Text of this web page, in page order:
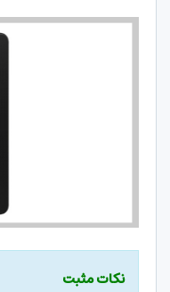
نکات مثبت